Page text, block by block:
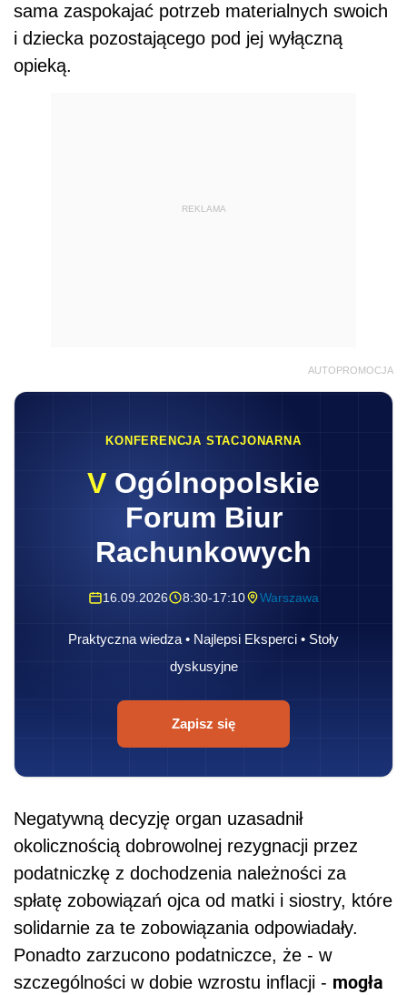
sama zaspokajać potrzeb materialnych swoich
i dziecka pozostającego pod jej wyłączną
opieką.
REKLAMA
AUTOPROMOCJA
KONFERENCJA STACJONARNA
V Ogólnopolskie
Forum Biur
Rachunkowych
16.09.2026 8:30-17:10 Warszawa
Praktyczna wiedza • Najlepsi Eksperci • Stoły
dyskusyjne
Zapisz się
Negatywną decyzję organ uzasadnił
okolicznością dobrowolnej rezygnacji przez
podatniczkę z dochodzenia należności za
spłatę zobowiązań ojca od matki i siostry, które
solidarnie za te zobowiązania odpowiadały.
Ponadto zarzucono podatniczce, że - w
szczególności w dobie wzrostu inflacji - mogła